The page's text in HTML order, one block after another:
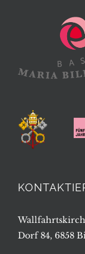
Dorf 84, 6858